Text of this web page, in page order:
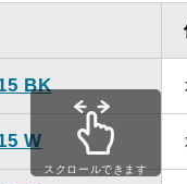
最小寸法
最大寸法
BK
W
スクロールできます